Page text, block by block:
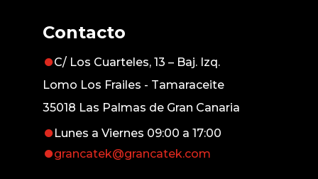
Contacto
C/ Los Cuarteles, 13 – Baj. Izq.
Lomo Los Frailes - Tamaraceite
35018 Las Palmas de Gran Canaria
Lunes a Viernes 09:00 a 17:00
grancatek@grancatek.com